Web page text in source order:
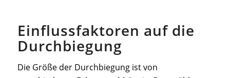
Einflussfaktoren auf die
Durchbiegung
Die Größe der Durchbiegung ist von